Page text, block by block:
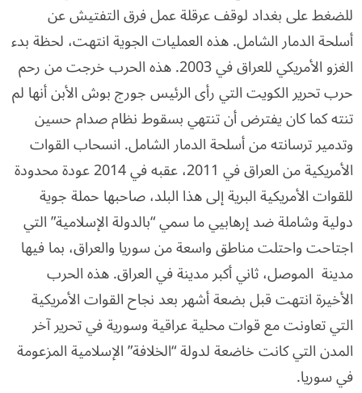
للضغط على بغداد لوقف عرقلة عمل فرق التفتيش عن
أسلحة الدمار الشامل. هذه العمليات الجوية انتهت، لحظة بدء
الغزو الأمريكي للعراق في 2003. هذه الحرب خرجت من رحم
حرب تحرير الكويت التي رأى الرئيس جورج بوش الأبن أنها لم
تنته كما كان يفترض أن تنتهي بسقوط نظام صدام حسين
وتدمير ترسانته من أسلحة الدمار الشامل. انسحاب القوات
الأمريكية من العراق في 2011، عقبه في 2014 عودة محدودة
للقوات الأمريكية البرية إلى هذا البلد، صاحبها حملة جوية
دولية وشاملة ضد إرهابيي ما سمي “بالدولة الإسلامية” التي
اجتاحت واحتلت مناطق واسعة من سوريا والعراق، بما فيها
مدينة الموصل، ثاني أكبر مدينة في العراق. هذه الحرب
الأخيرة انتهت قبل بضعة أشهر بعد نجاح القوات الأمريكية
التي تعاونت مع قوات محلية عراقية وسورية في تحرير آخر
المدن التي كانت خاضعة لدولة “الخلافة” الإسلامية المزعومة
في سوريا.